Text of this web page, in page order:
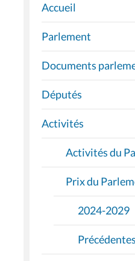
N
A
V
I
G
A
T
I
O
Accueil
Parlement
Documents
Députés
Activités
Activités du
Prix du
2024-2029